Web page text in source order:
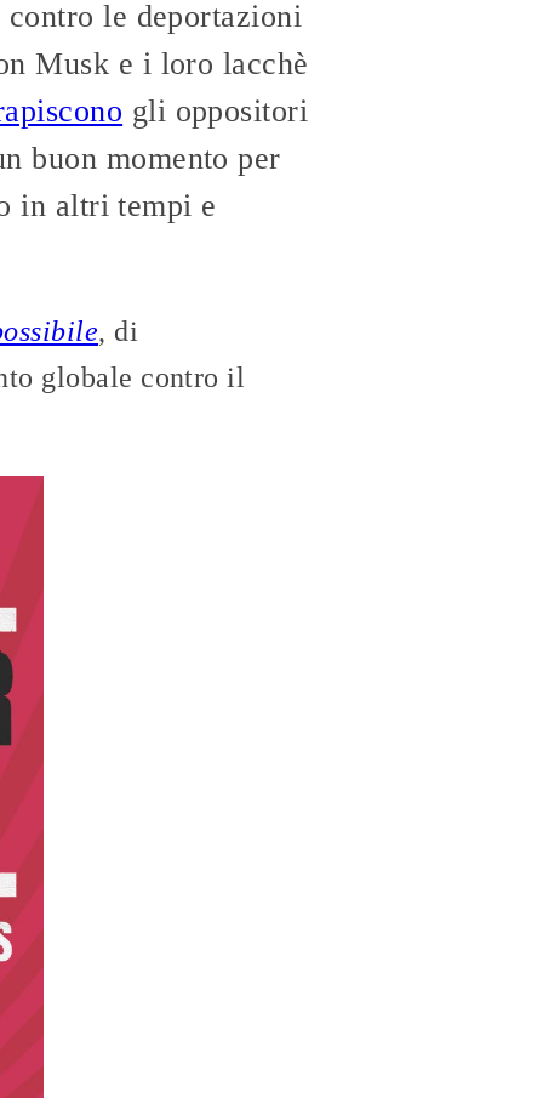
le deportazioni
Musk e i loro lacchè
gli oppositori
buon momento per
in altri tempi e
, di
globale contro il